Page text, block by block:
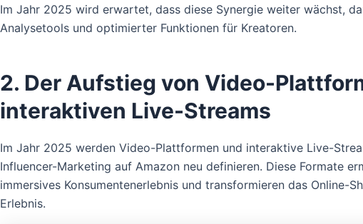
Im Jahr 2025 wird erwartet, dass diese Synergie weiter wächst,
Analysetools und optimierter Funktionen für Kreatoren.
2. Der Aufstieg von Video-
interaktiven Live-Streams
Im Jahr 2025 werden Video-Plattformen und interaktive Live-
Influencer-Marketing auf Amazon neu definieren. Diese Formate
immersives Konsumentenerlebnis und transformieren das Online-
Erlebnis.